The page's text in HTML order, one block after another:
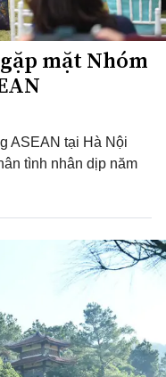
mặt Nhóm
ASEAN tại Hà Nội
tình nhân dịp năm